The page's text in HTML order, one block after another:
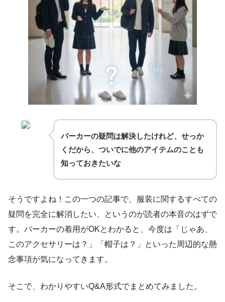
パーカーの疑問は解決したけれど、せっか
くだから、ついでに他のアイテムのことも
知っておきたいな
そうですよね！この一つの記事で、服装に関するすべての
疑問を完全に解消したい、というのが読者の本音のはずで
す。パーカーの着用がOKとわかると、今度は「じゃあ、
このアクセサリーは？」「帽子は？」といった周辺的な懸
念事項が気になってきます。
そこで、わかりやすいQ&A形式でまとめてみました。